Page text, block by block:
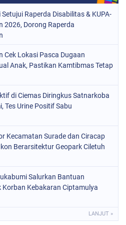
Setujui Raperda Disabilitas & KUPA-
2026, Dorong Raperda
Cek Lokasi Pasca Dugaan
Anak, Pastikan Kamtibmas Tetap
di Ciemas Diringkus Satnarkoba
Tes Urine Positif Sabu
Kecamatan Surade dan Ciracap
Berarsitektur Geopark Ciletuh
Salurkan Bantuan
Kebakaran Ciptamulya
LANJUT »